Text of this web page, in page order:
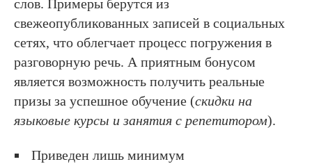
слов. Примеры берутся из
свежеопубликованных записей в социальных
сетях, что облегчает процесс погружения в
разговорную речь. А приятным бонусом
является возможность получить реальные
призы за успешное обучение (скидки на
языковые курсы и занятия с репетитором).
Приведен лишь минимум